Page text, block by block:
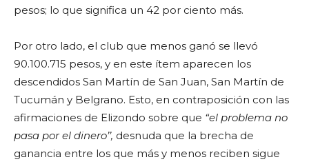
pesos; lo que significa un 42 por ciento más.
Por otro lado, el club que menos ganó se llevó
90.100.715 pesos, y en este ítem aparecen los
descendidos San Martín de San Juan, San Martín de
Tucumán y Belgrano. Esto, en contraposición con las
afirmaciones de Elizondo sobre que “el problema no
pasa por el dinero’’, desnuda que la brecha de
ganancia entre los que más y menos reciben sigue